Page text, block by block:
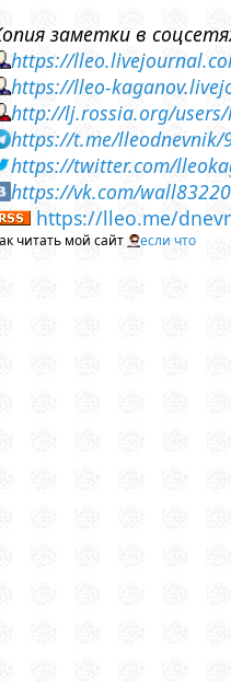
заметки в
https://
https://lleo-
http://lj.rossia.org/
https://t.me/lleodnevnik/
https://twitter.com/
https://vk.com/
https://lleo.me/
читать мой сайт если что